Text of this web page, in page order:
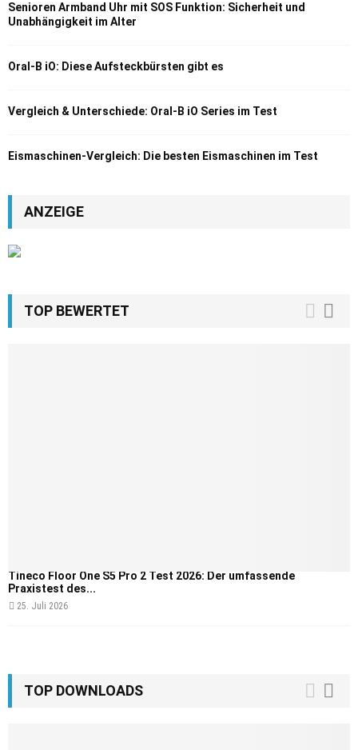
Senioren Armband Uhr mit SOS Funktion: Sicherheit und
Unabhängigkeit im Alter
Oral-B iO: Diese Aufsteckbürsten gibt es
Vergleich & Unterschiede: Oral-B iO Series im Test
Eismaschinen-Vergleich: Die besten Eismaschinen im Test
ANZEIGE
TOP BEWERTET
Tineco Floor One S5 Pro 2 Test 2026: Der umfassende
Praxistest des...
25. Juli 2026
TOP DOWNLOADS